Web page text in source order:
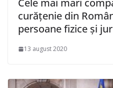
Cele mai mari
curățenie din
persoane fizice și
13 august 2020